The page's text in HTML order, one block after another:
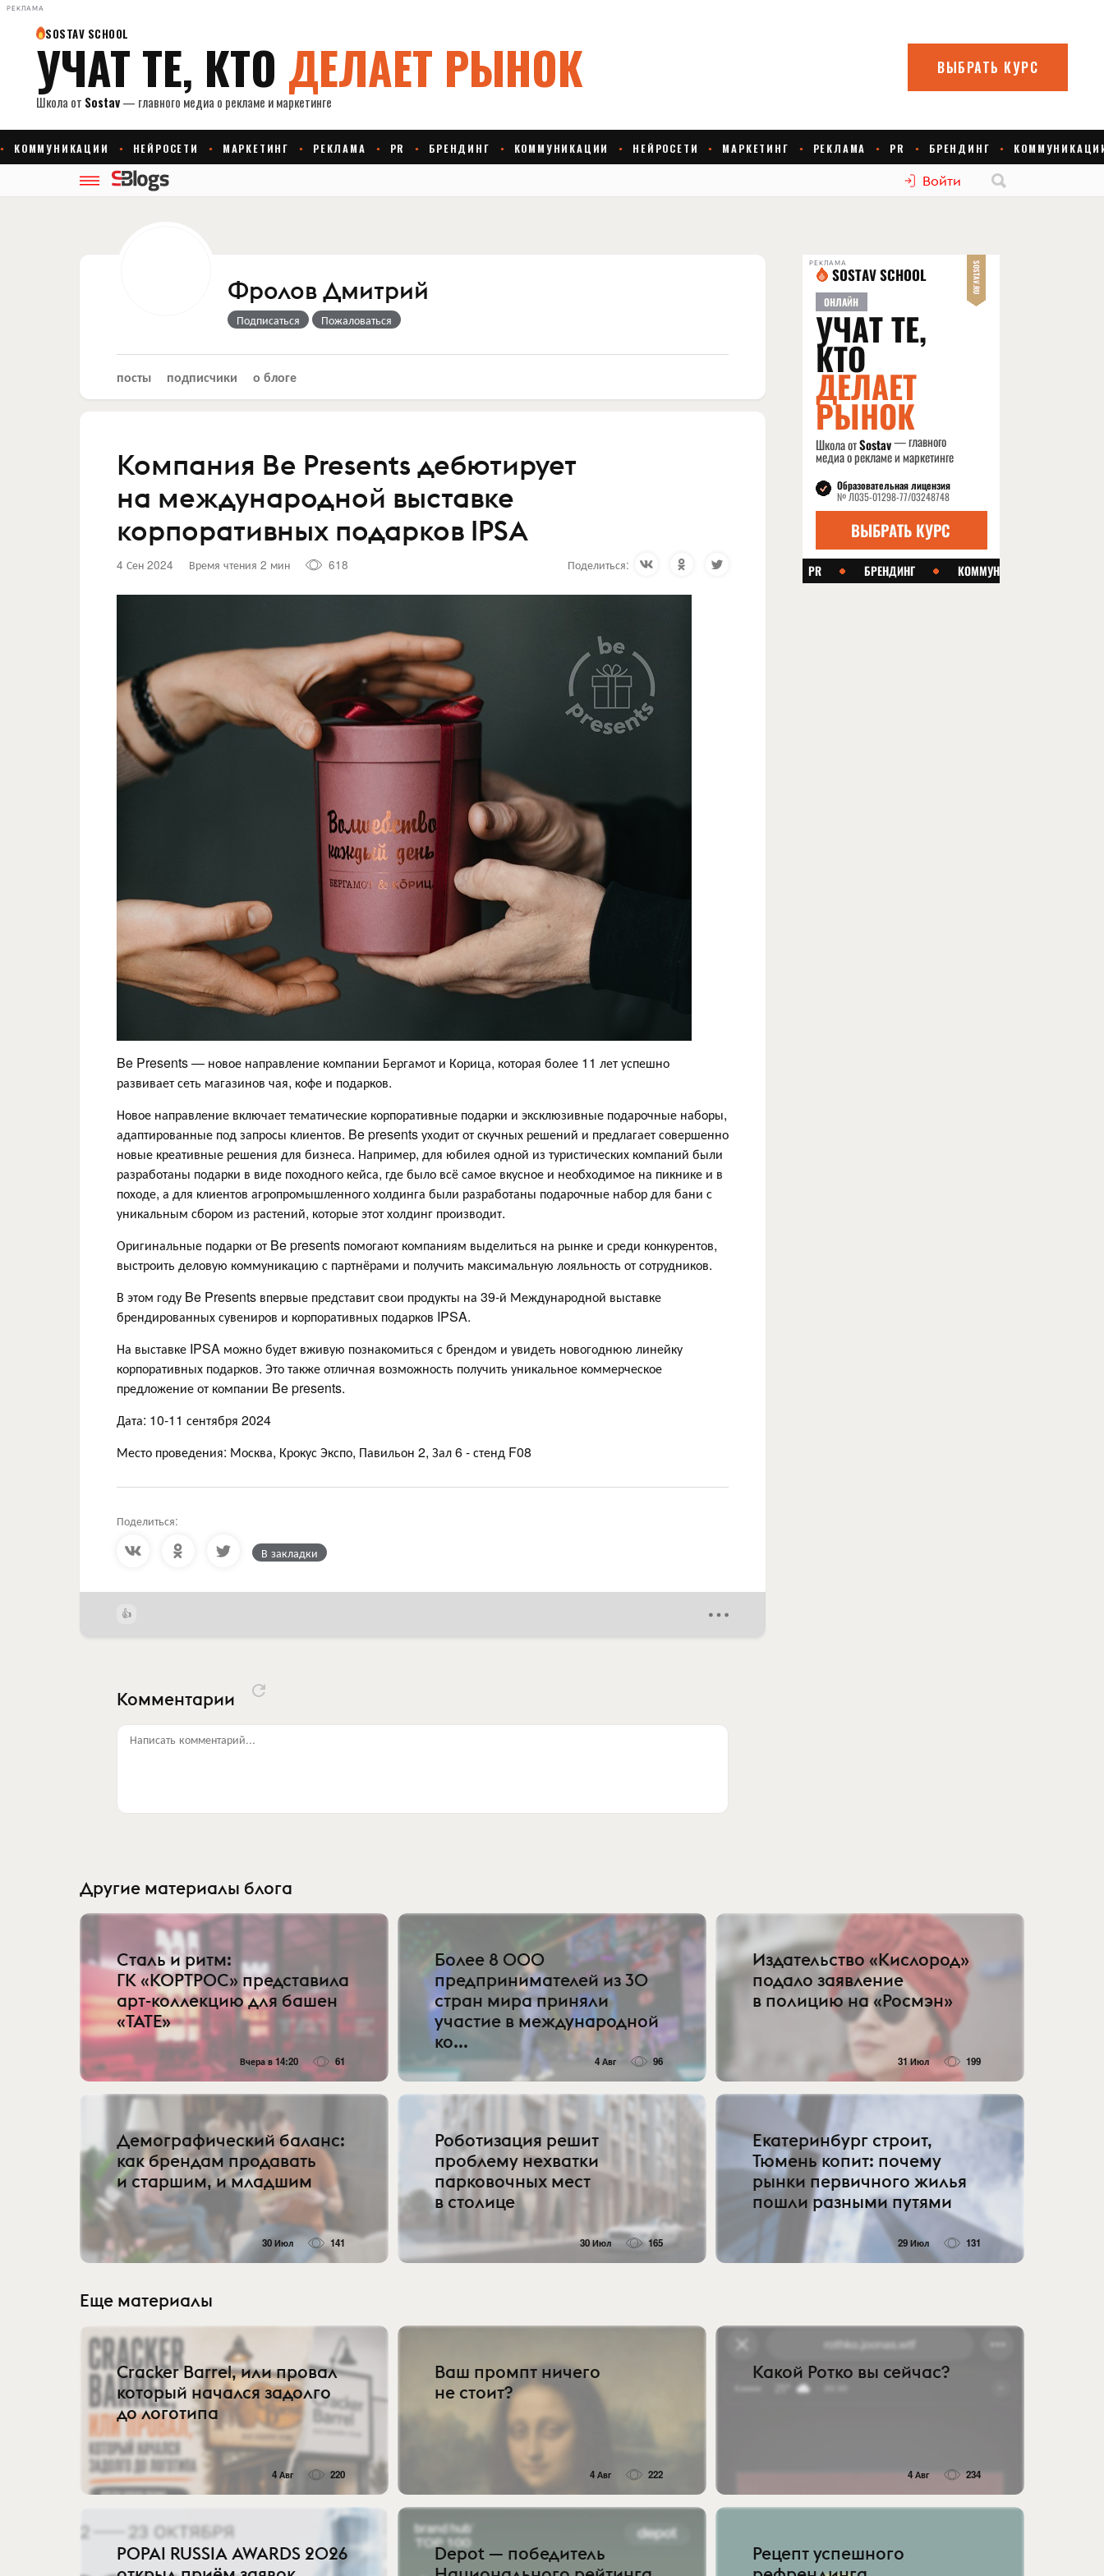
РЕКЛАМА
Войти
Фролов Дмитрий
Подписаться Пожаловаться
посты подписчики о блоге
Компания Be Presents дебютирует
на международной выставке
корпоративных подарков IPSA
4 Сен 2024 Время чтения 2 мин 618 Поделиться:
Be Presents — новое направление компании Бергамот и Корица, которая более 11 лет успешно
развивает сеть магазинов чая, кофе и подарков.
Новое направление включает тематические корпоративные подарки и эксклюзивные подарочные наборы,
адаптированные под запросы клиентов. Be presents уходит от скучных решений и предлагает совершенно
новые креативные решения для бизнеса. Например, для юбилея одной из туристических компаний были
разработаны подарки в виде походного кейса, где было всё самое вкусное и необходимое на пикнике и в
походе, а для клиентов агропромышленного холдинга были разработаны подарочные набор для бани с
уникальным сбором из растений, которые этот холдинг производит.
Оригинальные подарки от Be presents помогают компаниям выделиться на рынке и среди конкурентов,
выстроить деловую коммуникацию с партнёрами и получить максимальную лояльность от сотрудников.
В этом году Be Presents впервые представит свои продукты на 39-й Международной выставке
брендированных сувениров и корпоративных подарков IPSA.
На выставке IPSA можно будет вживую познакомиться с брендом и увидеть новогоднюю линейку
корпоративных подарков. Это также отличная возможность получить уникальное коммерческое
предложение от компании Be presents.
Дата: 10-11 сентября 2024
Место проведения: Москва, Крокус Экспо, Павильон 2, Зал 6 - стенд F08
Поделиться:
В закладки
Комментарии
Написать комментарий...
РЕКЛАМА
Другие материалы блога
Сталь и ритм:
ГК «КОРТРОС» представила
арт-коллекцию для башен
«TATE»
Вчера в 14:20 61
Более 8 000
предпринимателей из 30
стран мира приняли
участие в международной
ко...
4 Авг 96
Издательство «Кислород»
подало заявление
в полицию на «Росмэн»
31 Июл 199
Демографический баланс:
как брендам продавать
и старшим, и младшим
30 Июл 141
Роботизация решит
проблему нехватки
парковочных мест
в столице
30 Июл 165
Екатеринбург строит,
Тюмень копит: почему
рынки первичного жилья
пошли разными путями
29 Июл 131
Еще материалы
Cracker Barrel, или провал
который начался задолго
до логотипа
4 Авг 220
Ваш промпт ничего
не стоит?
4 Авг 222
Какой Ротко вы сейчас?
4 Авг 234
POPAI RUSSIA AWARDS 2026
Depot — победитель
Рецепт успешного